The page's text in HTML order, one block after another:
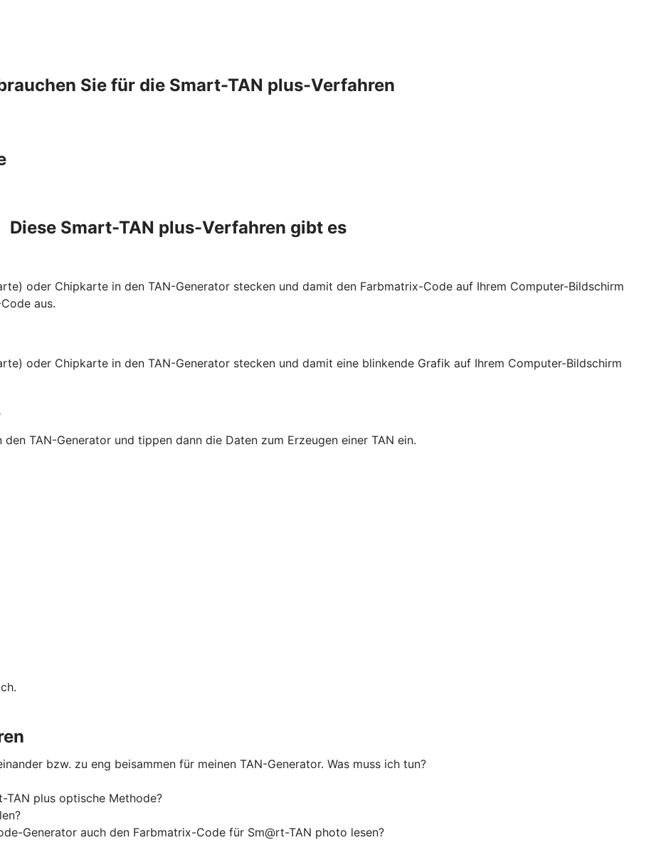
Sie für die Smart-TAN plus-Verfahren
Diese Smart-TAN plus-Verfahren gibt es
oder Chipkarte in den TAN-Generator stecken und damit den Farbmatrix-Code auf Ihrem Computer-Bildschirm
aus.
oder Chipkarte in den TAN-Generator stecken und damit eine blinkende Grafik auf Ihrem Computer-Bildschirm
TAN-Generator und tippen dann die Daten zum Erzeugen einer TAN ein.
bzw. zu eng beisammen für meinen TAN-Generator. Was muss ich tun?
TAN plus optische Methode?
Generator auch den Farbmatrix-Code für Sm@rt-TAN photo lesen?